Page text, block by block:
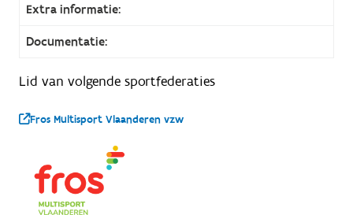
Extra informatie:
Documentatie:
Lid van volgende sportfederaties
Fros Multisport Vlaanderen vzw